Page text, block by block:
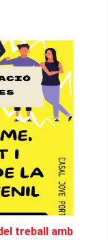
treball amb